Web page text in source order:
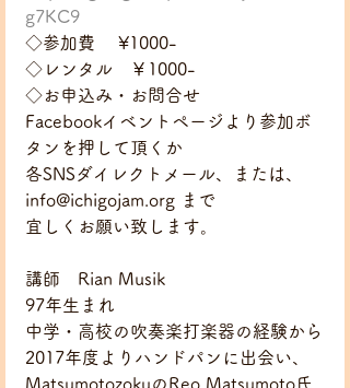
g7KC9
◇参加費　 ¥1000-
◇レンタル　￥1000-
◇お申込み・お問合せ
Facebookイベントページより参加ボ
タンを押して頂くか
各SNSダイレクトメール、または、
info@ichigojam.org まで
宜しくお願い致します。
講師　Rian Musik
97年生まれ
中学・高校の吹奏楽打楽器の経験から
2017年度よりハンドパンに出会い、
MatsumotozokuのReo Matsumoto氏